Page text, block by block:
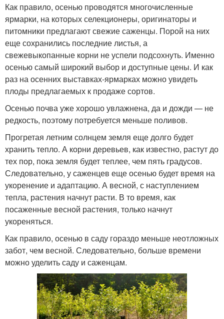
Как правило, осенью проводятся многочисленные
ярмарки, на которых селекционеры, оригинаторы и
питомники предлагают свежие саженцы. Порой на них
еще сохранились последние листья, а
свежевыкопанные корни не успели подсохнуть. Именно
осенью самый широкий выбор и доступные цены. И как
раз на осенних выставках-ярмарках можно увидеть
плоды предлагаемых к продаже сортов.
Осенью почва уже хорошо увлажнена, да и дожди — не
редкость, поэтому потребуется меньше поливов.
Прогретая летним солнцем земля еще долго будет
хранить тепло. А корни деревьев, как известно, растут до
тех пор, пока земля будет теплее, чем пять градусов.
Следовательно, у саженцев еще осенью будет время на
укоренение и адаптацию. А весной, с наступлением
тепла, растения начнут расти. В то время, как
посаженные весной растения, только начнут
укореняться.
Как правило, осенью в саду гораздо меньше неотложных
забот, чем весной. Следовательно, больше времени
можно уделить саду и саженцам.